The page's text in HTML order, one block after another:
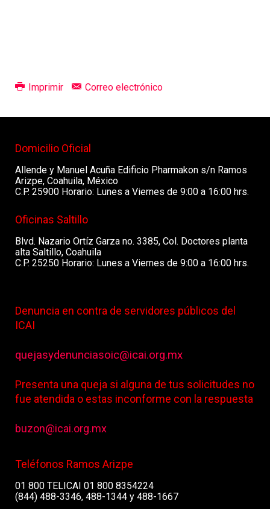
Imprimir Correo electrónico
Domicilio Oficial
Allende y Manuel Acuña Edificio Pharmakon s/n Ramos
Arizpe, Coahuila, México
C.P. 25900 Horario: Lunes a Viernes de 9:00 a 16:00 hrs.
Oficinas Saltillo
Blvd. Nazario Ortíz Garza no. 3385, Col. Doctores planta
alta Saltillo, Coahuila
C.P. 25250 Horario: Lunes a Viernes de 9:00 a 16:00 hrs.
Denuncia en contra de servidores públicos del
ICAI
quejasydenunciasoic@icai.org.mx
Presenta una queja si alguna de tus solicitudes no
fue atendida o estas inconforme con la respuesta
buzon@icai.org.mx
Teléfonos Ramos Arizpe
01 800 TELICAI 01 800 8354224
(844) 488-3346, 488-1344 y 488-1667